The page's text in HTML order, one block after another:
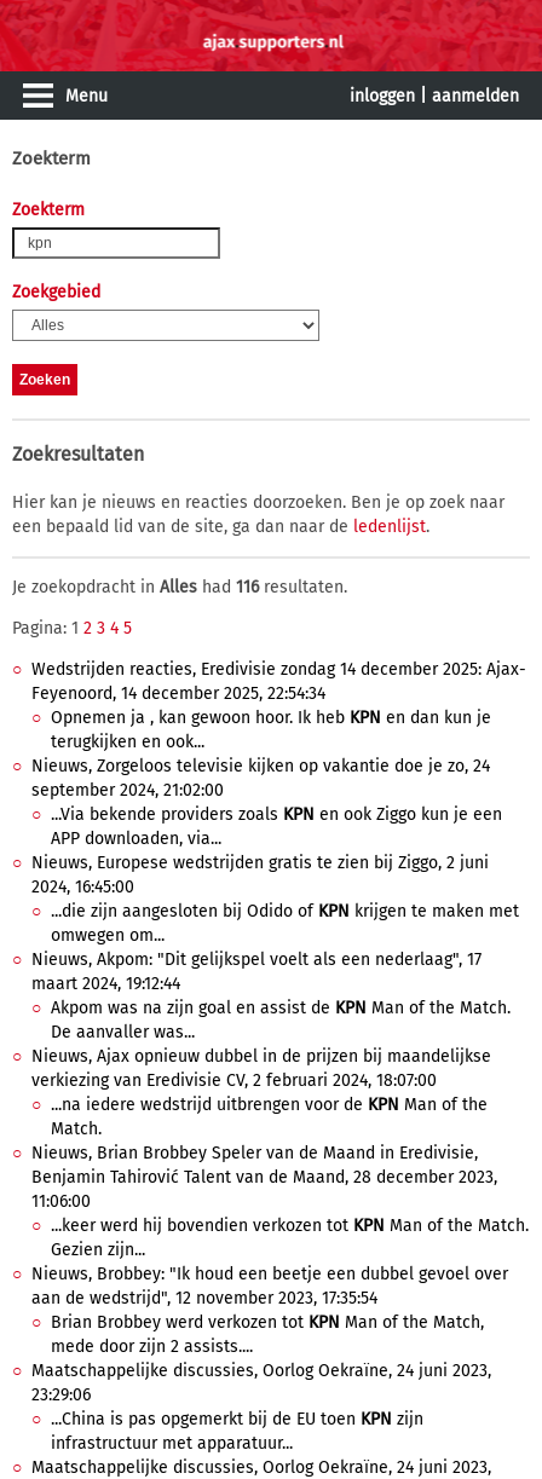
Menu inloggen aanmelden
Zoekterm
Zoekterm
Zoekgebied
Zoekresultaten
Hier kan je nieuws en reacties doorzoeken. Ben je op zoek naar
een bepaald lid van de site, ga dan naar de ledenlijst.
Je zoekopdracht in Alles had 116resultaten.
Pagina: 1 2 3 4 5
Wedstrijden reacties, Eredivisie zondag 14 december 2025: Ajax-
Feyenoord, 14 december 2025, 22:54:34
Opnemen ja , kan gewoon hoor. Ik heb KPN en dan kun je
terugkijken en ook...
Nieuws, Zorgeloos televisie kijken op vakantie doe je zo, 24
september 2024, 21:02:00
...Via bekende providers zoals KPN en ook Ziggo kun je een
APP downloaden, via...
Nieuws, Europese wedstrijden gratis te zien bij Ziggo, 2 juni
2024, 16:45:00
...die zijn aangesloten bij Odido of KPN krijgen te maken met
omwegen om...
Nieuws, Akpom: "Dit gelijkspel voelt als een nederlaag", 17
maart 2024, 19:12:44
Akpom was na zijn goal en assist de KPN Man of the Match.
De aanvaller was...
Nieuws, Ajax opnieuw dubbel in de prijzen bij maandelijkse
verkiezing van Eredivisie CV, 2 februari 2024, 18:07:00
...na iedere wedstrijd uitbrengen voor de KPN Man of the
Match.
Nieuws, Brian Brobbey Speler van de Maand in Eredivisie,
Benjamin Tahirović Talent van de Maand, 28 december 2023,
11:06:00
...keer werd hij bovendien verkozen tot KPN Man of the Match.
Gezien zijn...
Nieuws, Brobbey: "Ik houd een beetje een dubbel gevoel over
aan de wedstrijd", 12 november 2023, 17:35:54
Brian Brobbey werd verkozen tot KPN Man of the Match,
mede door zijn 2 assists....
Maatschappelijke discussies, Oorlog Oekraïne, 24 juni 2023,
23:29:06
...China is pas opgemerkt bij de EU toen KPN zijn
infrastructuur met apparatuur...
Maatschappelijke discussies, Oorlog Oekraïne, 24 juni 2023,